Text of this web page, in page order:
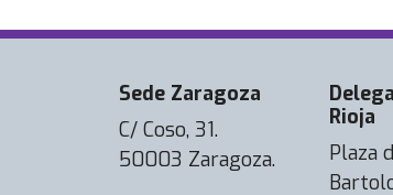
Sede Zaragoza
C/ Coso, 31.
50003 Zaragoza.
Rioja
Plaza